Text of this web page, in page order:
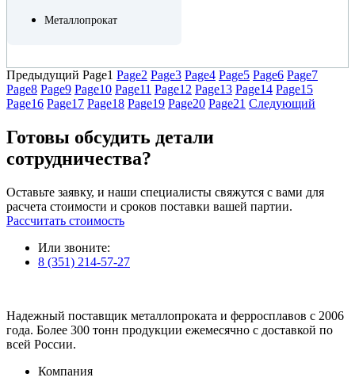
Металлопрокат
Предыдущий Page1 Page2 Page3 Page4 Page5 Page6 Page7
Page8 Page9 Page10 Page11 Page12 Page13 Page14 Page15
Page16 Page17 Page18 Page19 Page20 Page21 Следующий
Готовы обсудить детали
сотрудничества?
Оставьте заявку, и наши специалисты свяжутся с вами для
расчета стоимости и сроков поставки вашей партии.
Рассчитать стоимость
Или звоните:
8 (351) 214-57-27
Надежный поставщик металлопроката и ферросплавов с 2006
года. Более 300 тонн продукции ежемесячно с доставкой по
всей России.
Компания